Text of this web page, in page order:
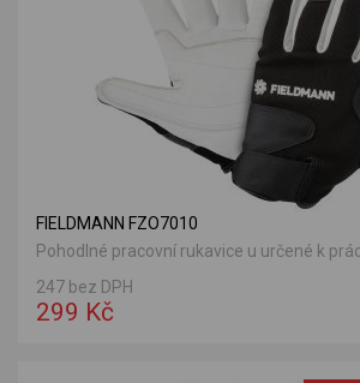
FIELDMANN FZO7010
Pohodlné pracovní rukavice u určené k
247 bez DPH
299 Kč